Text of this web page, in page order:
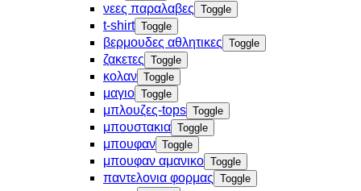
νεες παραλαβες Toggle
t-shirt Toggle
βερμουδες αθλητικες Toggle
ζακετες Toggle
κολαν Toggle
μαγιο Toggle
μπλουζες-tops Toggle
μπουστακια Toggle
μπουφαν Toggle
μπουφαν αμανικο Toggle
παντελονια φορμας Toggle